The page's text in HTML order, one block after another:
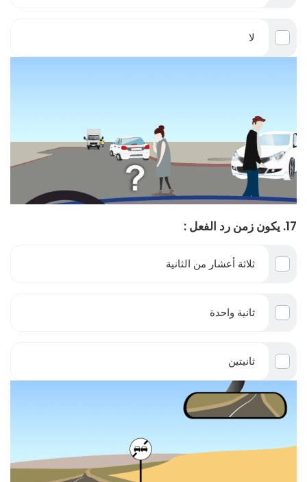
لا
17. يكون زمن رد الفعل :
ثلاثة أعشار من الثانية
ثانية واحدة
ثانيتين